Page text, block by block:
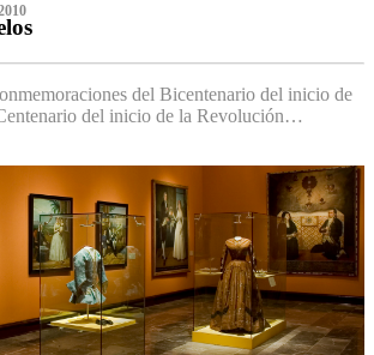
del Bicentenario del inicio de
del inicio de la Revolución…